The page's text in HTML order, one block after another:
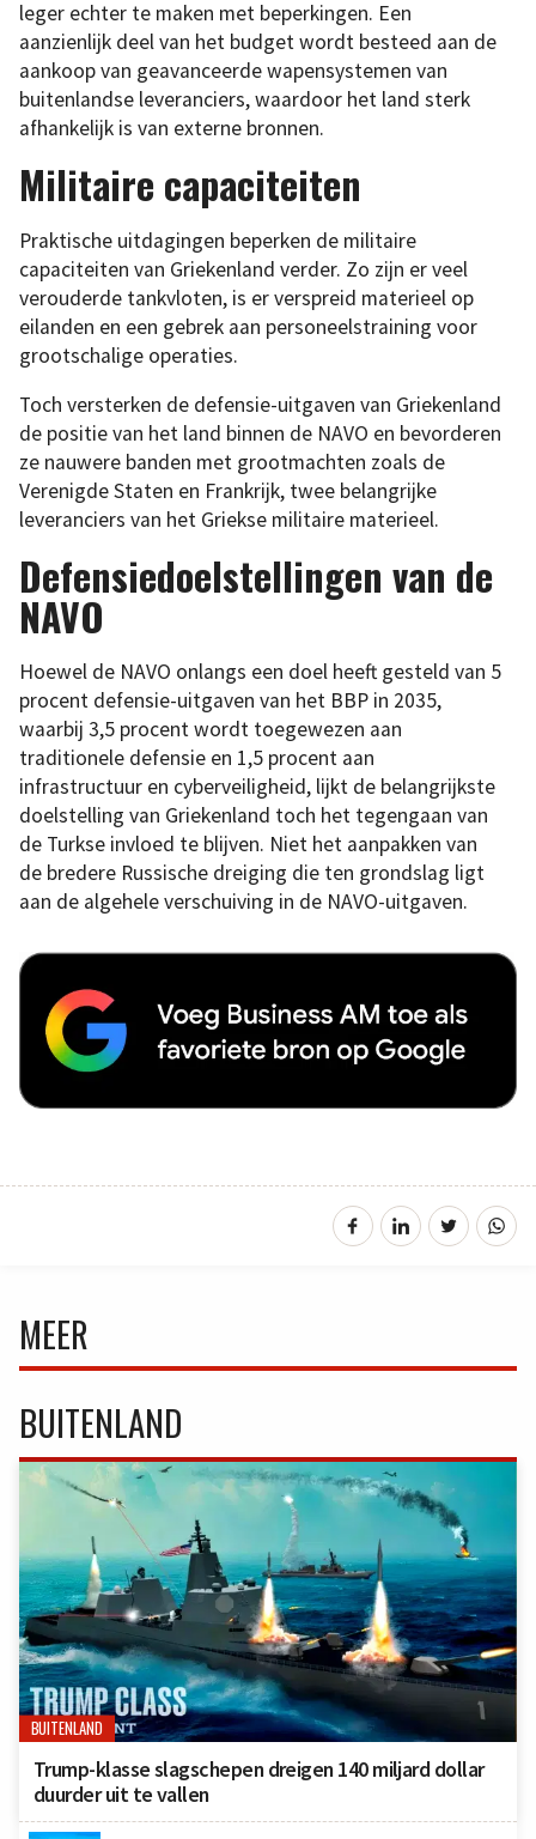
leger echter te maken met beperkingen. Een
aanzienlijk deel van het budget wordt besteed aan de
aankoop van geavanceerde wapensystemen van
buitenlandse leveranciers, waardoor het land sterk
afhankelijk is van externe bronnen.
Militaire capaciteiten
Praktische uitdagingen beperken de militaire
capaciteiten van Griekenland verder. Zo zijn er veel
verouderde tankvloten, is er verspreid materieel op
eilanden en een gebrek aan personeelstraining voor
grootschalige operaties.
Toch versterken de defensie-uitgaven van Griekenland
de positie van het land binnen de NAVO en bevorderen
ze nauwere banden met grootmachten zoals de
Verenigde Staten en Frankrijk, twee belangrijke
leveranciers van het Griekse militaire materieel.
Defensiedoelstellingen van de
NAVO
Hoewel de NAVO onlangs een doel heeft gesteld van 5
procent defensie-uitgaven van het BBP in 2035,
waarbij 3,5 procent wordt toegewezen aan
traditionele defensie en 1,5 procent aan
infrastructuur en cyberveiligheid, lijkt de belangrijkste
doelstelling van Griekenland toch het tegengaan van
de Turkse invloed te blijven. Niet het aanpakken van
de bredere Russische dreiging die ten grondslag ligt
aan de algehele verschuiving in de NAVO-uitgaven.
MEER
BUITENLAND
BUITENLAND
Trump-klasse slagschepen dreigen 140 miljard dollar
duurder uit te vallen